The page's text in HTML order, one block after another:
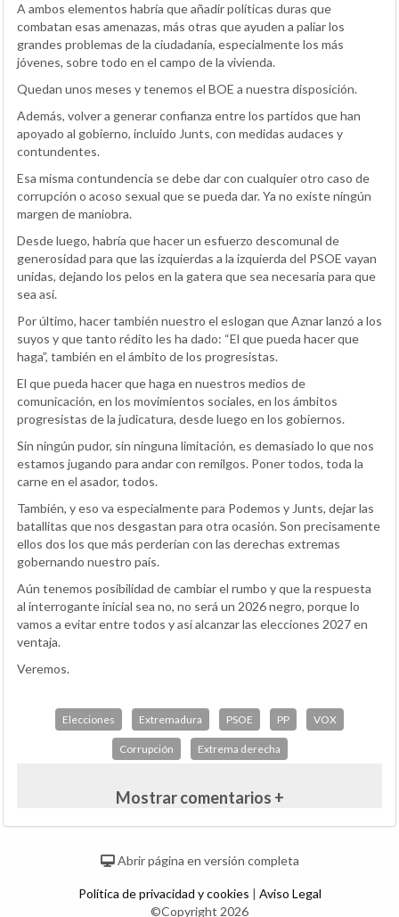
A ambos elementos habría que añadir políticas duras que
combatan esas amenazas, más otras que ayuden a paliar los
grandes problemas de la ciudadanía, especialmente los más
jóvenes, sobre todo en el campo de la vivienda.
Quedan unos meses y tenemos el BOE a nuestra disposición.
Además, volver a generar confianza entre los partidos que han
apoyado al gobierno, incluido Junts, con medidas audaces y
contundentes.
Esa misma contundencia se debe dar con cualquier otro caso de
corrupción o acoso sexual que se pueda dar. Ya no existe ningún
margen de maniobra.
Desde luego, habría que hacer un esfuerzo descomunal de
generosidad para que las izquierdas a la izquierda del PSOE vayan
unidas, dejando los pelos en la gatera que sea necesaria para que
sea así.
Por último, hacer también nuestro el eslogan que Aznar lanzó a los
suyos y que tanto rédito les ha dado: “El que pueda hacer que
haga”, también en el ámbito de los progresistas.
El que pueda hacer que haga en nuestros medios de
comunicación, en los movimientos sociales, en los ámbitos
progresistas de la judicatura, desde luego en los gobiernos.
Sin ningún pudor, sin ninguna limitación, es demasiado lo que nos
estamos jugando para andar con remilgos. Poner todos, toda la
carne en el asador, todos.
También, y eso va especialmente para Podemos y Junts, dejar las
batallitas que nos desgastan para otra ocasión. Son precisamente
ellos dos los que más perderían con las derechas extremas
gobernando nuestro país.
Aún tenemos posibilidad de cambiar el rumbo y que la respuesta
al interrogante inicial sea no, no será un 2026 negro, porque lo
vamos a evitar entre todos y así alcanzar las elecciones 2027 en
ventaja.
Veremos.
Elecciones Extremadura PSOE PP VOX
Corrupción Extrema derecha
Mostrar comentarios +
Abrir página en versión completa
Política de privacidad y cookies | Aviso Legal
©Copyright 2026